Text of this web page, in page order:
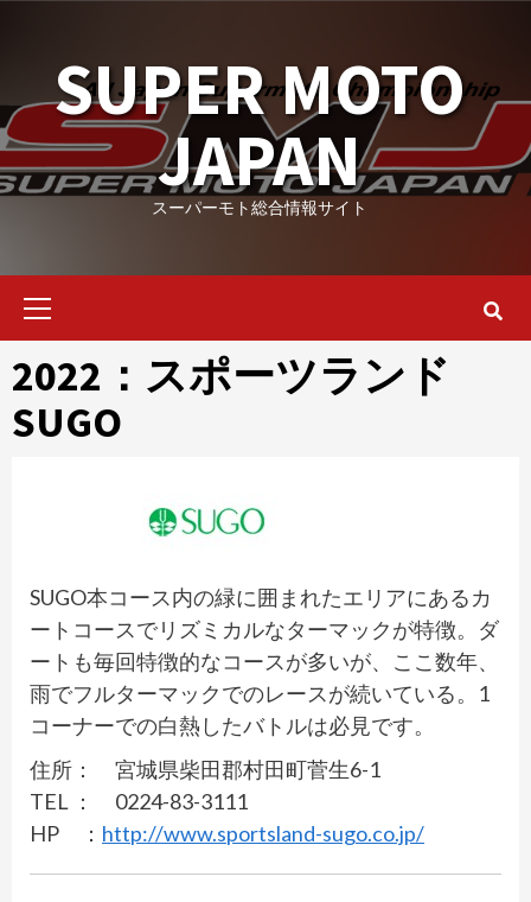
contentSUPER MOTO
JAPAN
スーパーモト総合情報サイト
Primary
2022：スポーツランド
SUGO
SUGO本コース内の緑に囲まれたエリアにあるカ
ートコースでリズミカルなターマックが特徴。ダ
ートも毎回特徴的なコースが多いが、ここ数年、
雨でフルターマックでのレースが続いている。1
コーナーでの白熱したバトルは必見です。
住所： 宮城県柴田郡村田町菅生6-1
TEL ： 0224-83-3111
HP ： http://www.sportsland-sugo.co.jp/